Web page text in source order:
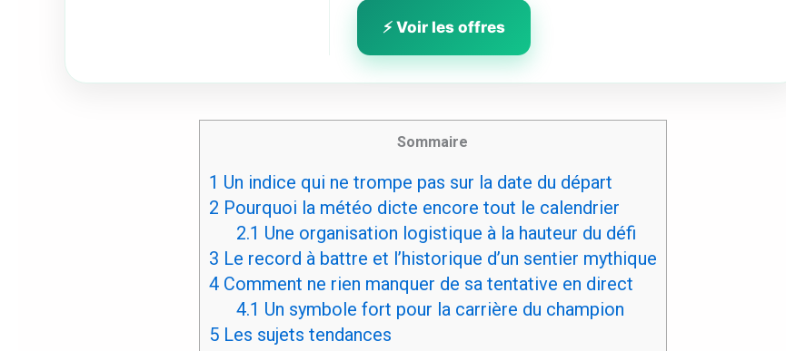
⚡ Voir les offres
Sommaire
1 Un indice qui ne trompe pas sur la date du départ
2 Pourquoi la météo dicte encore tout le calendrier
2.1 Une organisation logistique à la hauteur du défi
3 Le record à battre et l’historique d’un sentier mythique
4Comment ne rien manquer de sa tentative en direct
4.1 Un symbole fort pour la carrière du champion
5Les sujets tendances